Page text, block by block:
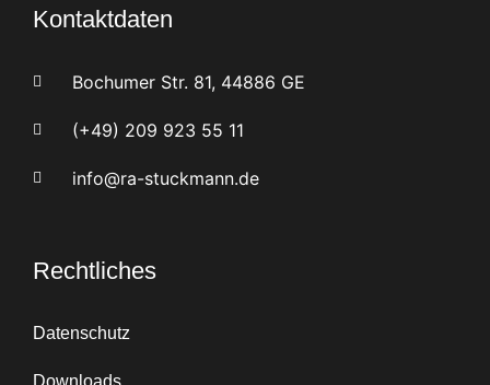
Kontaktdaten
Bochumer Str. 81, 44886 GE
(+49) 209 923 55 11
info@ra-stuckmann.de
Rechtliches
Datenschutz